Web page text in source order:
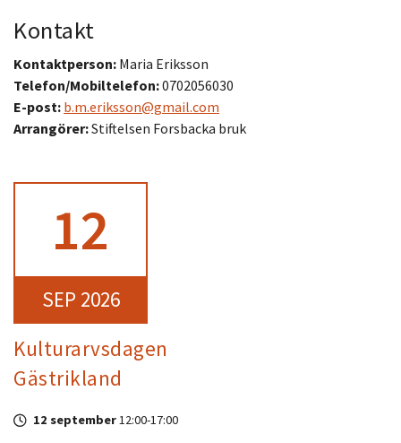
Kontakt
Kontaktperson: Maria Eriksson
Telefon/Mobiltelefon:0702056030
E-post: b.m.eriksson@gmail.com
Arrangörer:Stiftelsen Forsbacka bruk
12
SEP 2026
Kulturarvsdagen
Gästrikland
12 september12:00-17:00